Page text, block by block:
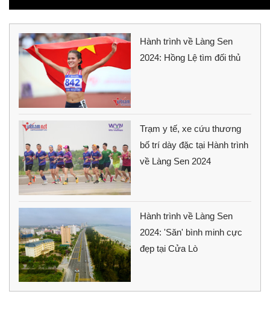
Hành trình về Làng Sen
2024: Hồng Lệ tìm đối thủ
Trạm y tế, xe cứu thương
bố trí dày đặc tại Hành trình
về Làng Sen 2024
Hành trình về Làng Sen
2024: 'Săn' bình minh cực
đẹp tại Cửa Lò